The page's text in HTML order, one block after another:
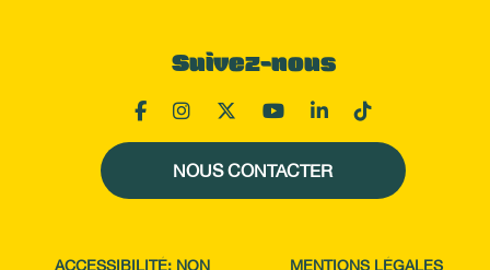
Suivez-nous
NOUS CONTACTER
ACCESSIBILITÉ: NON MENTIONS LÉGALES